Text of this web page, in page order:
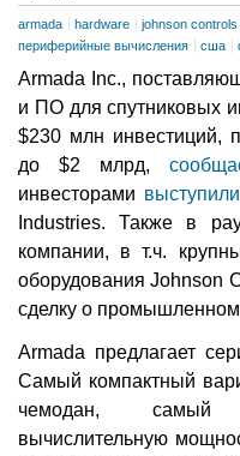
armada hardware johnson controls
периферийные вычисления
сша
Armada Inc.,
и ПО для спутниковых
$230 млн инвестиций,
до $2 млрд,
инвесторами выступили
Industries. Также в
компании, в т.ч.
оборудования Johnson
сделку о промышленном
Armada предлагает
Самый компактный
чемодан, самый
вычислительную